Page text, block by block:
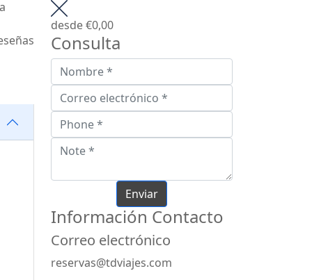
desde€0,00
Consulta
Información Contacto
Correo electrónico
reservas@tdviajes.com